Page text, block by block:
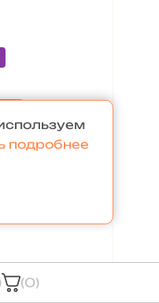
(0)
подробнее